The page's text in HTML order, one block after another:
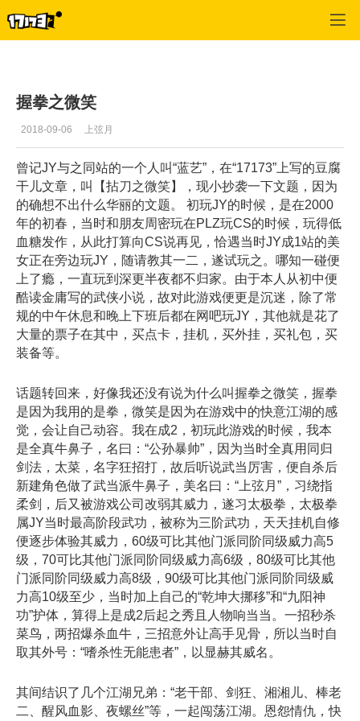
握拳之微笑
2018-09-06 上弦月
曾记JY与之同站的一个人叫“蓝艺”，在“17173”上写的豆腐
干儿文章，叫【拈刀之微笑】，现小抄袭一下文题，因为
的确想不出什么华丽的文题。 初玩JY的时候，是在2000
年的初春，当时和朋友周密玩在PLZ玩CS的时候，玩得低
血糖发作，从此打算向CS说再见，恰遇当时JY成1站的美
女正在旁边玩JY，随请教其一二，遂试玩之。哪知一碰便
上了瘾，一直玩到深更半夜都不归家。由于本人从初中便
酷读金庸写的武侠小说，故对此游戏便更是沉迷，除了常
规的中午休息和晚上下班后都在网吧玩JY，其他就是花了
大量的票子在其中，买点卡，挂机，买外挂，买礼包，买
装备等。
话题转回来，好像我还没有说为什么叫握拳之微笑，握拳
是因为我用的是拳，微笑是因为在游戏中的快意江湖的感
觉，会让自己动容。我在成2，初玩此游戏的时候，我本
是全真牛鼻子，名曰：“公孙暴帅”，因为当时全真用同归
剑法，太菜，名字狂招打，故后听说武当厉害，便自杀后
新建角色做了武当派牛鼻子，美名曰：“上弦月”，习绕指
柔剑，后又被游戏公司改弱其威力，遂习太极拳，太极拳
属JY当时最高阶段武功，被称为三阶武功，天天挂机自修
便逐步体验其威力，60级可比其他门派同阶同级威力高5
级，70可比其他门派同阶同级威力高6级，80级可比其他
门派同阶同级威力高8级，90级可比其他门派同阶同级威
力高10级至少，当时加上自己的“乾坤大挪移”和“九阳神
功”护体，算得上是成2后起之秀且人物响当当。一招秒杀
菜鸟，两招爆杀血牛，三招意外让高手见骨，所以当时自
取其外号：“嗜杀性无能患者”，以显赫其威名。
其间结识了几个江湖兄弟：“老干部、剑狂、湘湘儿、棒老
二、醒风血影、夜螺丝”等，一起闯荡江湖。恩怨情仇，快